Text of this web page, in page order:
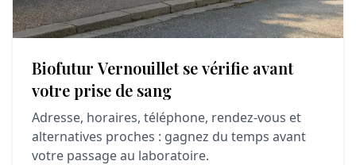
Biofutur Vernouillet se vérifie avant
votre prise de sang
Adresse, horaires, téléphone, rendez-vous et
alternatives proches : gagnez du temps avant
votre passage au laboratoire.